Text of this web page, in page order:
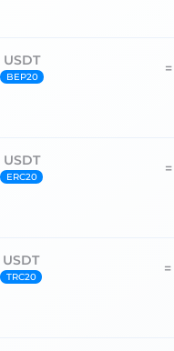
USDT
BEP20 =
USDT
ERC20 =
USDT
TRC20 =